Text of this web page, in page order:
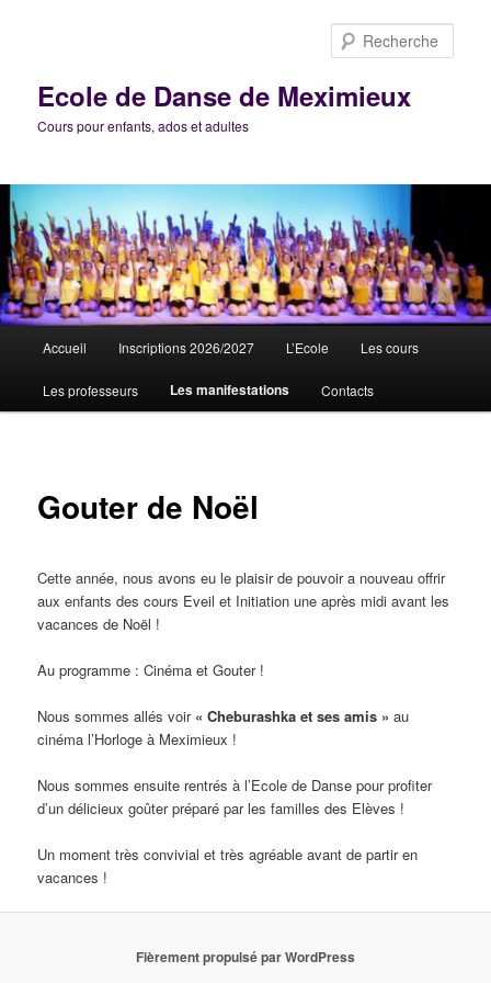
Ecole de Danse de Meximieux
Cours pour enfants, ados et adultes
principal
Accueil Inscriptions 2026/2027 L’Ecole Les cours
Les professeurs Les manifestations Contacts
Gouter de Noël
Cette année, nous avons eu le plaisir de pouvoir a nouveau offrir
aux enfants des cours Eveil et Initiation une après midi avant les
vacances de Noël !
Au programme : Cinéma et Gouter !
Nous sommes allés voir « Cheburashka et ses amis »au
cinéma l’Horloge à Meximieux !
Nous sommes ensuite rentrés à l’Ecole de Danse pour profiter
d’un délicieux goûter préparé par les familles des Elèves !
Un moment très convivial et très agréable avant de partir en
vacances !
Fièrement propulsé par WordPress